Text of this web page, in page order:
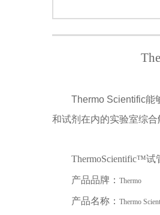
Thermo Scientific能
和试剂在内的实验室综
ThermoScientific™试
产品品牌： Thermo
产品名称： Thermo